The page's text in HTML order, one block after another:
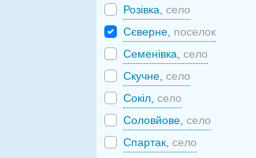
Розівка,село
Сєверне, поселок
Семенівка,село
Скучне,село
Сокіл,село
Соловйове,село
Спартак,село